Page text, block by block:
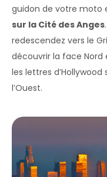
guidon de votre moto
sur la Cité des Anges
redescendez vers le
découvrir la face Nord
les lettres
l’Ouest.